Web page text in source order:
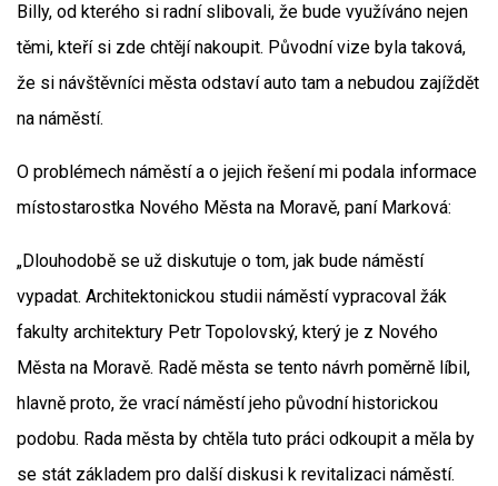
Billy, od kterého si radní slibovali, že bude využíváno nejen
těmi, kteří si zde chtějí nakoupit. Původní vize byla taková,
že si návštěvníci města odstaví auto tam a nebudou zajíždět
na náměstí.
O problémech náměstí a o jejich řešení mi podala informace
místostarostka Nového Města na Moravě, paní Marková:
„Dlouhodobě se už diskutuje o tom, jak bude náměstí
vypadat. Architektonickou studii náměstí vypracoval žák
fakulty architektury Petr Topolovský, který je z Nového
Města na Moravě. Radě města se tento návrh poměrně líbil,
hlavně proto, že vrací náměstí jeho původní historickou
podobu. Rada města by chtěla tuto práci odkoupit a měla by
se stát základem pro další diskusi k revitalizaci náměstí.